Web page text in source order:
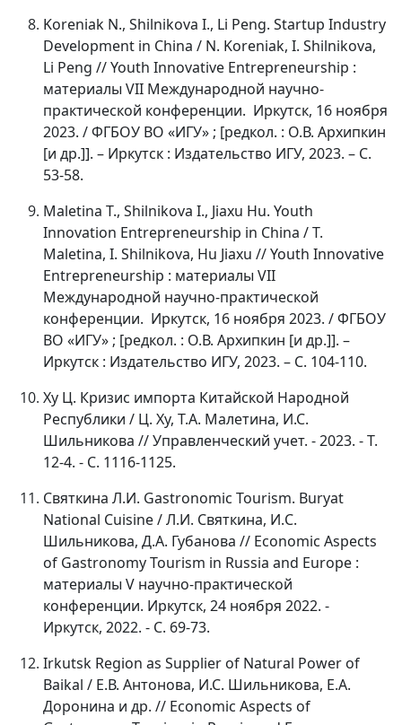
Koreniak N., Shilnikova I., Li Peng. Startup Industry
Development in China / N. Koreniak, I. Shilnikova,
Li Peng // Youth Innovative Entrepreneurship :
материалы VII Международной научно-
практической конференции. Иркутск, 16 ноября
2023. / ФГБОУ ВО «ИГУ» ; [редкол. : О.В. Архипкин
[и др.]]. – Иркутск : Издательство ИГУ, 2023. – С.
53-58.
Maletina T., Shilnikova I., Jiaxu Hu. Youth
Innovation Entrepreneurship in China / T.
Maletina, I. Shilnikova, Hu Jiaxu // Youth Innovative
Entrepreneurship : материалы VII
Международной научно-практической
конференции. Иркутск, 16 ноября 2023. / ФГБОУ
ВО «ИГУ» ; [редкол. : О.В. Архипкин [и др.]]. –
Иркутск : Издательство ИГУ, 2023. – С. 104-110.
Ху Ц. Кризис импорта Китайской Народной
Республики / Ц. Ху, Т.А. Малетина, И.С.
Шильникова // Управленческий учет. - 2023. - Т.
12-4. - С. 1116-1125.
Святкина Л.И. Gastronomic Tourism. Buryat
National Cuisine /Л.И. Святкина, И.С.
Шильникова, Д.А. Губанова // Economic Aspects
of Gastronomy Tourism in Russia and Europe :
материалы V научно-практической
конференции. Иркутск, 24 ноября 2022. -
Иркутск, 2022. - С. 69-73.
Irkutsk Region as Supplier of Natural Power of
Baikal / Е.В. Антонова, И.С. Шильникова, Е.А.
Доронина и др. // Economic Aspects of